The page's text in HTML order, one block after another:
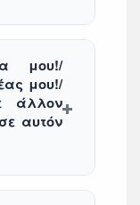
μου!/
μου!/
άλλον
αυτόν